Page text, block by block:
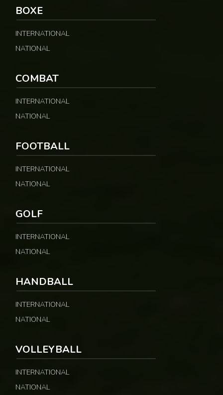
BOXE
INTERNATIONAL
NATIONAL
COMBAT
INTERNATIONAL
NATIONAL
FOOTBALL
INTERNATIONAL
NATIONAL
GOLF
INTERNATIONAL
NATIONAL
HANDBALL
INTERNATIONAL
NATIONAL
VOLLEYBALL
INTERNATIONAL
NATIONAL